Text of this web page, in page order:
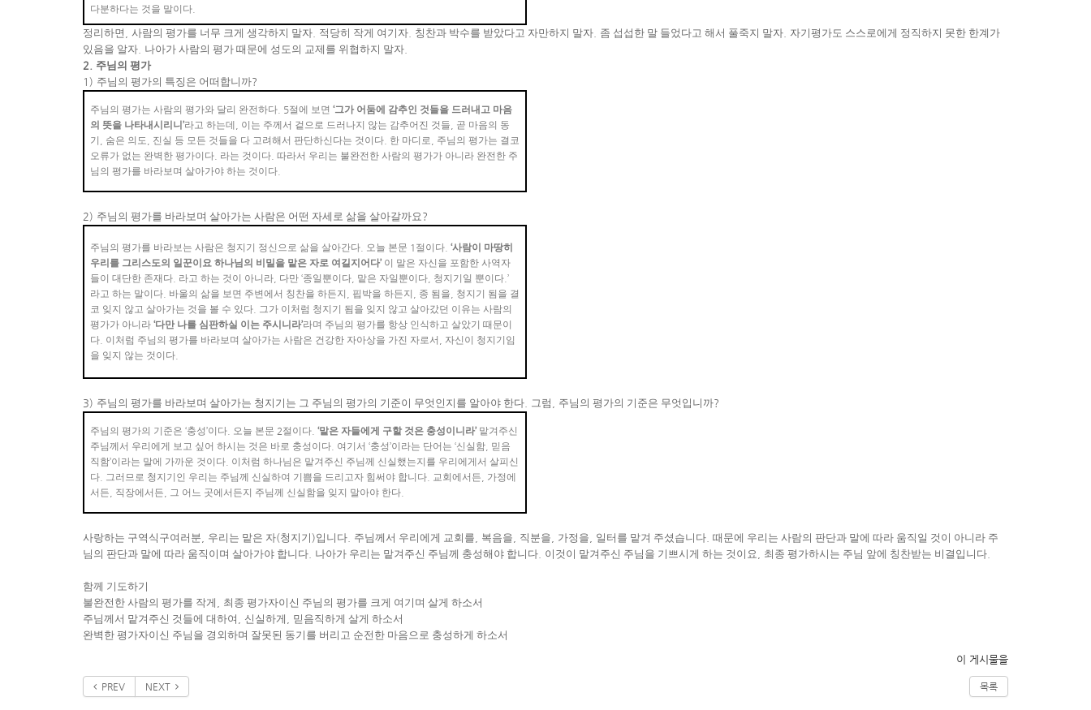
다분하다는 것을 말이다.
정리하면 사람의 평가를 너무 크게 생각하지 말자 적당히 작게 여기자 칭찬과 박수를 받았다고 자만하지 말자 좀 섭섭한 말 들었다고 해서 풀죽지 말자 자기평가도 스스로에게 정직하지 못한 한계가
있음을 알자 나아가 사람의 평가 때문에 성도의 교제를 위협하지 말자
2. 주님의 평가
1) 주님의 평가의 특징은 어떠합니까?
주님의 평가는 사람의 평가와 달리 완전하다. 5절에 보면 ‘그가 어둠에 감추인 것들을 드러내고 마음
의 뜻을 나타내시리니 ’라고 하는데 이는 주께서 겉으로 드러나지 않는 감추어진 것들
곧 마음의 동
기
숨은 의도 진실 등 모든 것들을 다 고려해서 판단하신다는 것이다. 한 마디로
주님의 평가는 결코
오류가 없는 완벽한 평가이다. 라는 것이다. 따라서 우리는 불완전한 사람의 평가가 아니라 완전한 주
님의 평가를 바라보며 살아가야 하는 것이다.
2) 주님의 평가를 바라보며 살아가는 사람은 어떤 자세로 삶을 살아갈까요?
주님의 평가를 바라보는 사람은 청지기 정신으로 삶을 살아간다. 오늘 본문 1 절이다. ‘사람이 마땅히
우리를 그리스도의 일꾼이요 하나님의 비밀을 맡은 자로 여길지어다’ 이 말은 자신을 포함한 사역자
들이 대단한 존재다. 라고 하는 것이 아니라, 다만 ‘종일뿐이다, 맡은 자일뿐이다, 청지기일 뿐이다.’
라고 하는 말이다. 바울의 삶을 보면 주변에서 칭찬을 하든지 핍박을 하든지 종 됨을
청지기 됨을 결
코 잊지 않고 살아가는 것을 볼 수 있다. 그가 이처럼 청지기 됨을 잊지 않고 살아갔던 이유는 사람의
평가가 아니라 ‘다만 나를 심판하실 이는 주시니라’라며 주님의 평가를 항상 인식하고 살았기 때문이
다. 이처럼 주님의 평가를 바라보며 살아가는 사람은 건강한 자아상을 가진 자로서
자신이 청지기임
을 잊지 않는 것이다.
3) 주님의 평가를 바라보며 살아가는 청지기는 그 주님의 평가의 기준이 무엇인지를 알아야 한다 그럼 주님의 평가의 기준은 무엇입니까?
주님의 평가의 기준은 ‘충성’이다. 오늘 본문 2절이다. ‘맡은 자들에게 구할 것은 충성이니라’ 맡겨주신
주님께서 우리에게 보고 싶어 하시는 것은 바로 충성이다. 여기서 ‘충성’이라는 단어는 ‘신실함, 믿음
직함’이라는 말에 가까운 것이다. 이처럼 하나님은 맡겨주신 주님께 신실했는지를 우리에게서 살피신
다. 그러므로 청지기인 우리는 주님께 신실하여 기쁨을 드리고자 힘써야 합니다. 교회에서든
가정에
서든
직장에서든 그 어느 곳에서든지 주님께 신실함을 잊지 말아야 한다.
사랑하는 구역식구여러분 우리는 맡은 자(청지기)입니다 주님께서 우리에게 교회를 복음을 직분을 가정을 일터를 맡겨 주셨습니다 때문에 우리는 사람의 판단과 말에 따라 움직일 것이 아니라 주
님의 판단과 말에 따라 움직이며 살아가야 합니다 나아가 우리는 맡겨주신 주님께 충성해야 합니다 이것이 맡겨주신 주님을 기쁘시게 하는 것이요 최종 평가하시는 주님 앞에 칭찬받는 비결입니다
함께 기도하기
불완전한 사람의 평가를 작게
최종 평가자이신 주님의 평가를 크게 여기며 살게 하소서
주님께서 맡겨주신 것들에 대하여
신실하게
믿음직하게 살게 하소서
완벽한 평가자이신 주님을 경외하며 잘못된 동기를 버리고 순전한 마음으로 충성하게 하소서
이 게시물을
PREV NEXT 목록